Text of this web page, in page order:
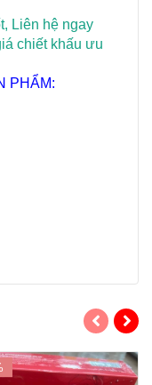
Liên hệ ngay
chiết khấu ưu
PHẨM: